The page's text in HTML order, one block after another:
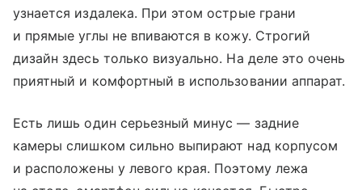
узнается издалека. При этом острые грани
и прямые углы не впиваются в кожу. Строгий
дизайн здесь только визуально. На деле это очень
приятный и комфортный в использовании аппарат.
Есть лишь один серьезный минус — задние
камеры слишком сильно выпирают над корпусом
и расположены у левого края. Поэтому лежа